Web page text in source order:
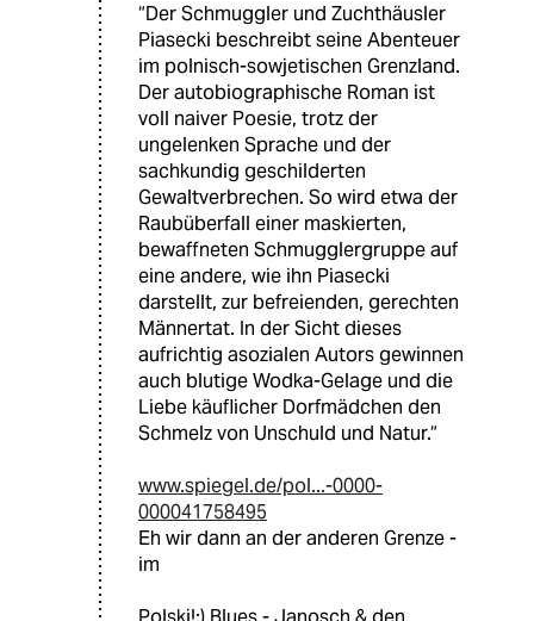
“Der Schmuggler und Zuchthäusler
Piasecki beschreibt seine Abenteuer
im polnisch-sowjetischen Grenzland.
Der autobiographische Roman ist
voll naiver Poesie, trotz der
ungelenken Sprache und der
sachkundig geschilderten
Gewaltverbrechen. So wird etwa der
Raubüberfall einer maskierten,
bewaffneten Schmugglergruppe auf
eine andere, wie ihn Piasecki
darstellt, zur befreienden, gerechten
Männertat. In der Sicht dieses
aufrichtig asozialen Autors gewinnen
auch blutige Wodka-Gelage und die
Liebe käuflicher Dorfmädchen den
Schmelz von Unschuld und Natur.“
www.spiegel.de/pol...-0000-
000041758495
Eh wir dann an der anderen Grenze -
im